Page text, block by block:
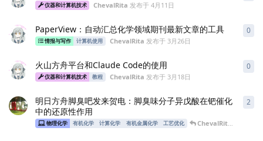
仪器和计算机技术 ChevalRita 发布于4月11日
PaperView：自动汇总化学领域期刊最新文章的工具
情报与写作 计算机使用 ChevalRita 发布于 3月26日
0
火山方舟平台和Claude Code的使用
仪器和计算机技术 教程 ChevalRita 发布于 3月18日
0
明日方舟脚臭吧发来贺电：脚臭味分子异戊酸在钯催化
中的还原性作用
物理化学 有机化学 计算化学 有机金属化学 工艺优化 ChevalRita 回复于
2